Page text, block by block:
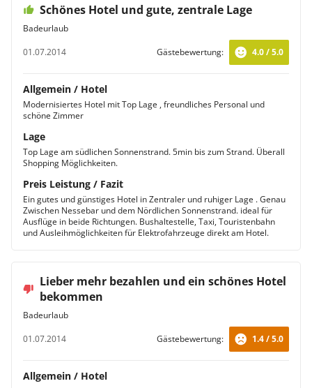
Schönes Hotel und gute, zentrale Lage
Badeurlaub
01.07.2014
Gästebewertung: 4.0 / 5.0
Allgemein / Hotel
Modernisiertes Hotel mit Top Lage , freundliches Personal und
schöne Zimmer
Lage
Top Lage am südlichen Sonnenstrand. 5min bis zum Strand. Überall
Shopping Möglichkeiten.
Preis Leistung / Fazit
Ein gutes und günstiges Hotel in Zentraler und ruhiger Lage . Genau
Zwischen Nessebar und dem Nördlichen Sonnenstrand. ideal für
Ausflüge in beide Richtungen. Bushaltestelle, Taxi, Touristenbahn
und Ausleihmöglichkeiten für Elektrofahrzeuge direkt am Hotel.
Lieber mehr bezahlen und ein schönes Hotel
bekommen
Badeurlaub
01.07.2014
Gästebewertung: 1.4 / 5.0
Allgemein / Hotel